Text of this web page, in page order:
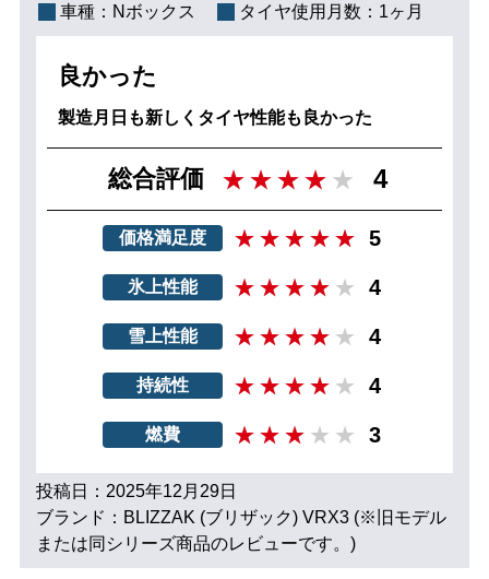
車種： Nボックス タイヤ使用月数： 1ヶ月
良かった
製造月日も新しくタイヤ性能も良かった
総合評価 4
価格満足度 5
氷上性能 4
雪上性能 4
持続性 4
燃費 3
投稿日：2025年12月29日
ブランド：BLIZZAK (ブリザック) VRX3 (※旧モデル
または同シリーズ商品のレビューです。)